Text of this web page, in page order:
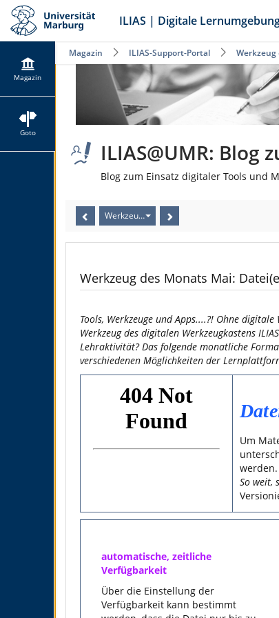
ILIAS | Digitale
Magazin
Goto
Magazin ILIAS-Support-Portal Werkzeug
ILIAS@UMR: Blog
Blog zum Einsatz digitaler Tools und
Werkzeug des Monats Mai: Datei(en)
Werkzeug des Monats Mai:
Tools, Werkzeuge und Apps....?! Ohne
Werkzeug des digitalen Werkzeugkastens
Lehraktivität? Das folgende monatliche
verschiedenen Möglichkeiten der
Um
werden.
So weit,
automatische, zeitliche
Verfügbarkeit
Über die Einstellung der
Verfügbarkeit kann bestimmt